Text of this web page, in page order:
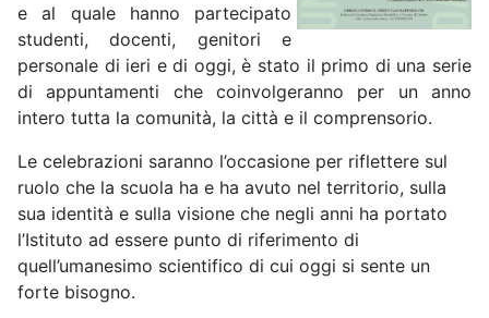
e al quale hanno partecipato
studenti, docenti, genitori e
personale di ieri e di oggi, è stato il primo di una serie
di appuntamenti che coinvolgeranno per un anno
intero tutta la comunità, la città e il comprensorio.
Le celebrazioni saranno l’occasione per riflettere sul
ruolo che la scuola ha e ha avuto nel territorio, sulla
sua identità e sulla visione che negli anni ha portato
l’Istituto ad essere punto di riferimento di
quell’umanesimo scientifico di cui oggi si sente un
forte bisogno.